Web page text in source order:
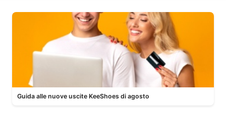
Guida alle nuove uscite KeeShoes di agosto